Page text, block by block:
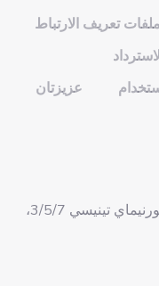
تعريف الارتباط
عزيزتان
مقاطعة هاريو، تالين، كيسلينا ليناوسا، تورنيماي تينيسي 3/5/7،